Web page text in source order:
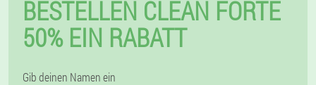
BESTELLEN CLEAN FORTE
50% EIN RABATT
Gib deinen Namen ein